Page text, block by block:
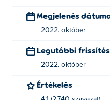
Megjelenés
2022. október
Legutóbbi frissítés
2022. október
Értékelés